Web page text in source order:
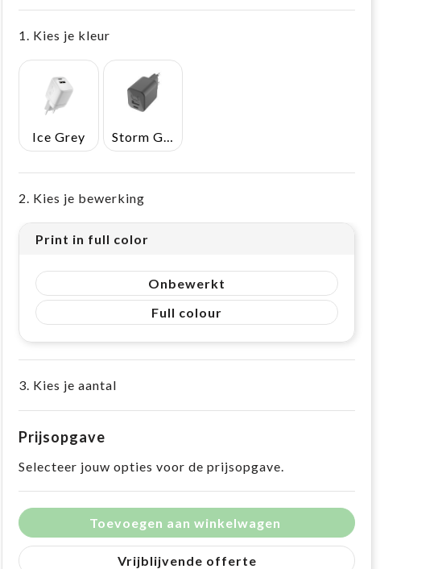
1. Kies je kleur
Ice Grey
2. Kies je bewerking
Print in full color
Onbewerkt
Full colour
3. Kies je aantal
Prijsopgave
Selecteer jouw opties voor de prijsopgave.
Toevoegen aan winkelwagen
Vrijblijvende offerte